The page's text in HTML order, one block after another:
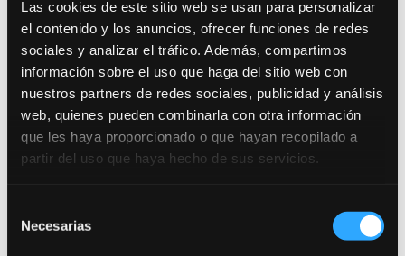
Las cookies de este sitio web se usan para personalizar
el contenido y los anuncios, ofrecer funciones de redes
sociales y analizar el tráfico. Además, compartimos
información sobre el uso que haga del sitio web con
nuestros partners de redes sociales, publicidad y análisis
web, quienes pueden combinarla con otra información
que les haya proporcionado o que hayan recopilado a
partir del uso que haya hecho de sus servicios.
Necesarias
Trabajamos por una escuela segura. Consulta
nuestro Protocolo Anti-COVID 19.
Entrada como público a la sala de teatro: Calle
Canarias 16. 280045. Madrid.
Entrada a la escuela, a las salas de alquiler y a la
oficina: Calle Tarragona 17. 280045. Madrid.
e-mail:bululu@bululu2120.com